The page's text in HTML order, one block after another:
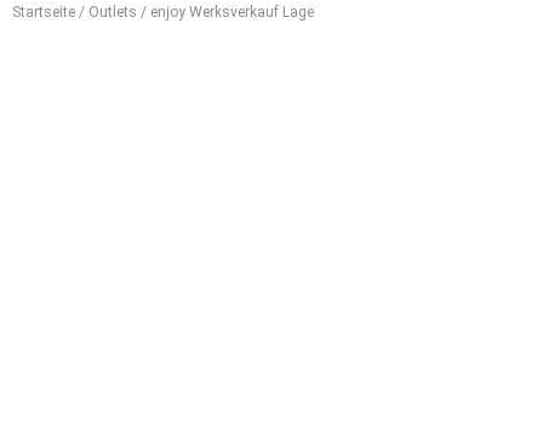
Startseite / Outlets / enjoy Werksverkauf Lage